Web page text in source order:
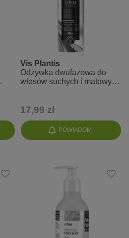
POWIADOM
Vis Plantis
Odżywka dwufazowa do
włosów suchych i matowych
17,99 zł